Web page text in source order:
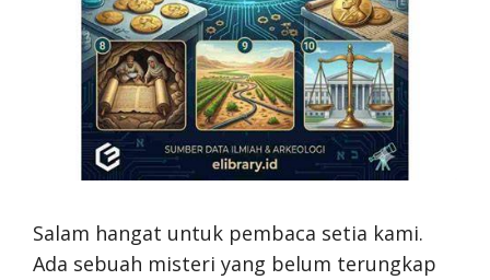
Salam hangat untuk pembaca setia kami.
Ada sebuah misteri yang belum terungkap